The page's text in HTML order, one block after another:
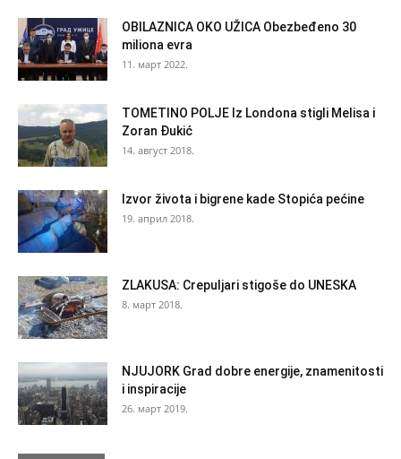
OBILAZNICA OKO UŽICA Obezbeđeno 30
miliona evra
11. март 2022.
TOMETINO POLJE Iz Londona stigli Melisa i
Zoran Đukić
14. август 2018.
Izvor života i bigrene kade Stopića pećine
19. април 2018.
ZLAKUSA: Crepuljari stigoše do UNESKA
8. март 2018.
NJUJORK Grad dobre energije, znamenitosti
i inspiracije
26. март 2019.